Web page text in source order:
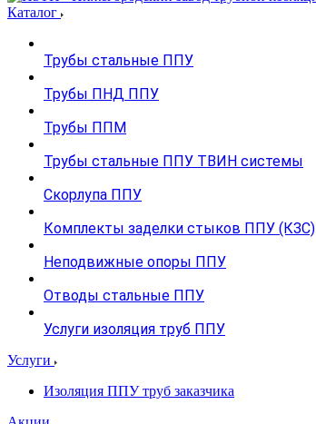
Каталог
Трубы стальные ППУ
Трубы ПНД ППУ
Трубы ППМ
Трубы стальные ППУ ТВИН системы
Скорлупа ППУ
Комплекты заделки стыков ППУ (КЗС)
Неподвижные опоры ППУ
Отводы стальные ППУ
Услуги изоляция труб ППУ
Услуги
Изоляция ППУ труб заказчика